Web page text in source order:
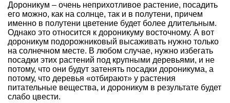
Дороникум – очень неприхотливое растение, посадить
его можно, как на солнце, так и в полутени, причем
именно в полутени цветение будет более длительным.
Однако это относится к дороникуму восточному. А вот
дороникум подорожниковый высаживать нужно только
на солнечном месте. В любом случае, нужно избегать
посадки этих растений под крупными деревьями, и не
потому, что они будут затенять посадки дороникума, а
потому, что деревья «отбирают» у растения
питательные вещества, и дороникум в результате будет
слабо цвести.